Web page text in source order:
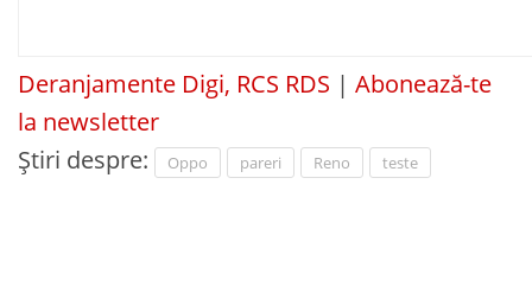
Deranjamente Digi, RCS RDS | Abonează-te
la newsletter
Știri despre:
Oppo pareri Reno teste